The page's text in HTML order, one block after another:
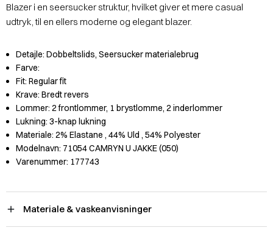
Blazer i en seersucker struktur, hvilket giver et mere casual
udtryk, til en ellers moderne og elegant blazer.
Detajle: Dobbeltslids, Seersucker materialebrug
Farve:
Fit: Regular fit
Krave: Bredt revers
Lommer: 2 frontlommer, 1 brystlomme, 2 inderlommer
Lukning: 3-knap lukning
Materiale: 2% Elastane , 44% Uld , 54% Polyester
Modelnavn: 71054 CAMRYN U JAKKE (050)
Varenummer: 177743
Materiale & vaskeanvisninger